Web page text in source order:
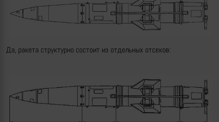
Да, ракета структурно состоит из отдельных отсеков: